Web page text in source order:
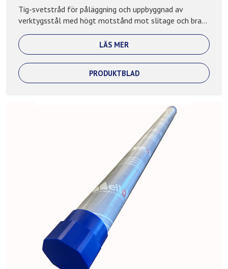
Tig-svetstråd för påläggning och uppbyggnad av
verktygsstål med högt motstånd mot slitage och bra...
LÄS MER
PRODUKTBLAD